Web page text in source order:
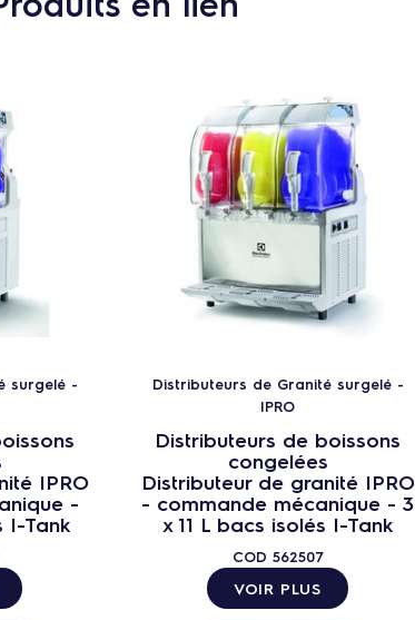
surgelé -
IPRO
-
I-Tank
Distributeurs de Granité surgelé -
IPRO
Distributeurs de boissons
congelées
Distributeur de granité IPRO
- commande mécanique - 3
x 11 L bacs isolés I-Tank
COD 562507
VOIR PLUS